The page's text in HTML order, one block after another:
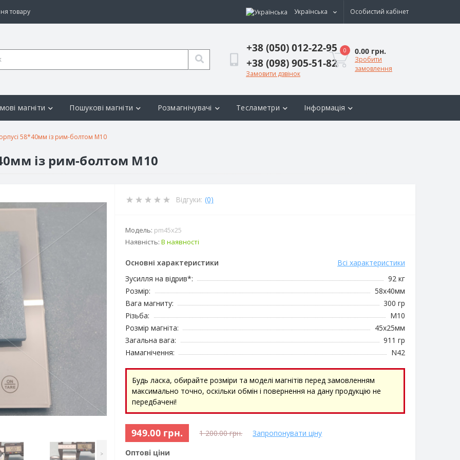
товару Українська Особистий кабінет
+38 (050) 012-22-95
+38 (098) 905-51-82
Замовити дзвінок
0 0.00 грн.
Зробити
замовлення
магніти Пошукові магніти Розмагнічувачі Тесламетри Інформація
58*40мм із рим-болтом М10
із рим-болтом М10
>
Відгуки: (0)
Модель: pm45x25
Наявність: В наявності
Основні характеристики
Всі характеристики
Зусилля на відрив*:
92 кг
Розмір:
58х40мм
Вага магниту:
300 гр
Різьба:
М10
Розмір магніта:
45х25мм
Загальна вага:
911 гр
Намагнічення:
N42
Будь ласка, обирайте розміри та моделі магнітів перед замовленням
максимально точно, оскільки обмін і повернення на дану продукцію не
передбачені!
949.00 грн. 1 200.00 грн.
Запропонувати ціну
Оптові ціни